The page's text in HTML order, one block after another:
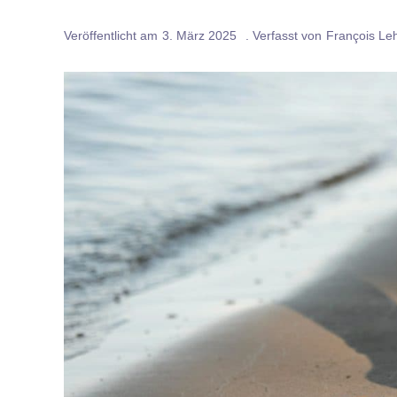
Veröffentlicht am 3. März 2025 . Verfasst von François